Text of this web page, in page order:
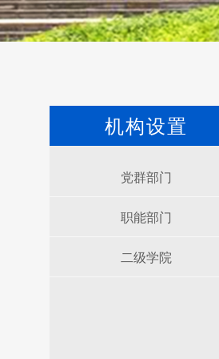
机构设置
党群部门
职能部门
二级学院